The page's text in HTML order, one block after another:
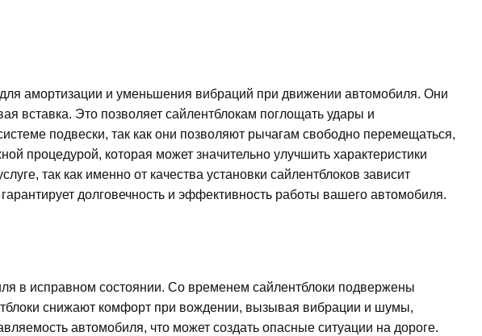
амортизации и уменьшения вибраций при движении автомобиля. Они
вставка. Это позволяет сайлентблокам поглощать удары и
подвески, так как они позволяют рычагам свободно перемещаться,
процедурой, которая может значительно улучшить характеристики
так как именно от качества установки сайлентблоков зависит
долговечность и эффективность работы вашего автомобиля.
в исправном состоянии. Со временем сайлентблоки подвержены
снижают комфорт при вождении, вызывая вибрации и шумы,
автомобиля, что может создать опасные ситуации на дороге.